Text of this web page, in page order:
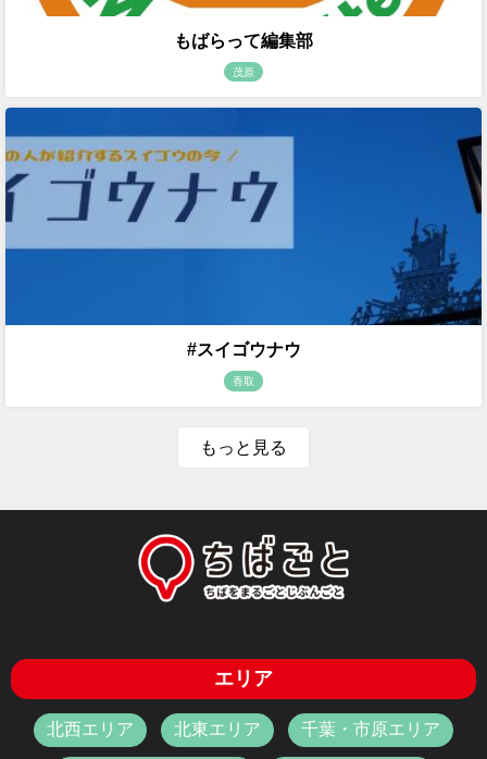
もばらって編集部
茂原
#スイゴウナウ
香取
もっと見る
エリア
北西エリア 北東エリア 千葉・市原エリア